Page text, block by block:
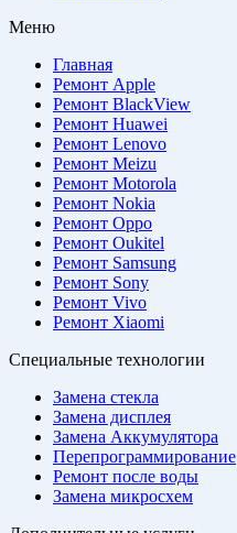
Меню
Главная
Ремонт Apple
Ремонт BlackView
Ремонт Huawei
Ремонт Lenovo
Ремонт Meizu
Ремонт Motorola
Ремонт Nokia
Ремонт Oppo
Ремонт Oukitel
Ремонт Samsung
Ремонт Sony
Ремонт Vivo
Ремонт Xiaomi
Специальные технологии
Замена стекла
Замена дисплея
Замена Аккумулятора
Перепрограммирование
Ремонт после воды
Замена микросхем